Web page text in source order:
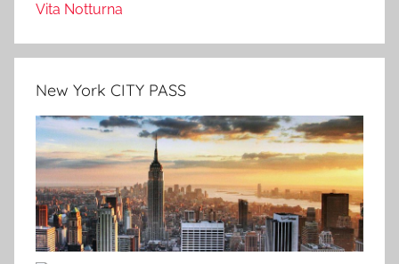
Vita Notturna
New York CITY PASS